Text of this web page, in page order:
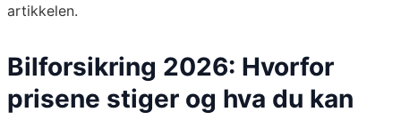
artikkelen.
Bilforsikring 2026: Hvorfor
prisene stiger og hva du kan